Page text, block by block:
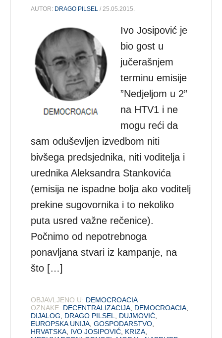
AUTOR: DRAGO PILSEL / 25.05.2015.
Ivo Josipović je
bio gost u
jučerašnjem
terminu emisije
”Nedjeljom u 2”
na HTV1 i ne
mogu reći da
sam oduševljen izvedbom niti
bivšega predsjednika, niti voditelja i
urednika Aleksandra Stankovića
(emisija ne ispadne bolja ako voditelj
prekine sugovornika i to nekoliko
puta usred važne rečenice).
Počnimo od nepotrebnoga
ponavljana stvari iz kampanje, na
što […]
OBJAVLJENO U: DEMOCROACIA
OZNAKE: DECENTRALIZACIJA, DEMOCROACIA,
DIJALOG, DRAGO PILSEL, DUJMOVIĆ,
EUROPSKA UNIJA,GOSPODARSTVO,
HRVATSKA, IVO JOSIPOVIĆ, KRIZA,